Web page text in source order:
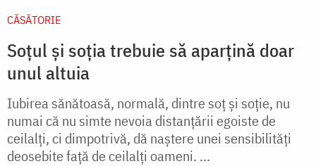
CĂSĂTORIE
Soțul și soția trebuie să aparțină doar
unul altuia
Iubirea sănătoasă, normală, dintre soţ şi soţie, nu
numai că nu simte nevoia distanţării egoiste de
ceilalţi, ci dimpotrivă, dă naştere unei sensibilităţi
deosebite faţă de ceilalţi oameni. ...